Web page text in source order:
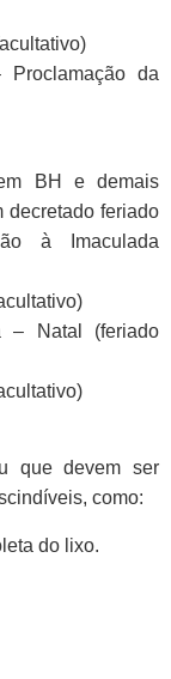
da
BH e demais
decretado feriado
à Imaculada
– Natal (feriado
quedevem ser
, como:
do lixo.